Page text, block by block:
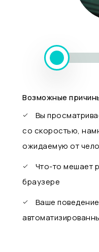
Возможные
Вы
со скоростью,
ожидаемую от
Что-то мешает
браузере
Ваше